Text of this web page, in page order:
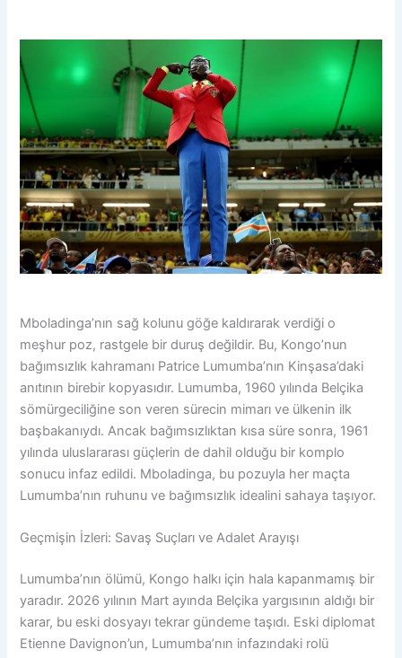
Mboladinga’nın sağ kolunu göğe kaldırarak verdiği o
meşhur poz, rastgele bir duruş değildir. Bu, Kongo’nun
bağımsızlık kahramanı Patrice Lumumba’nın Kinşasa’daki
anıtının birebir kopyasıdır. Lumumba, 1960 yılında Belçika
sömürgeciliğine son veren sürecin mimarı ve ülkenin ilk
başbakanıydı. Ancak bağımsızlıktan kısa süre sonra, 1961
yılında uluslararası güçlerin de dahil olduğu bir komplo
sonucu infaz edildi. Mboladinga, bu pozuyla her maçta
Lumumba’nın ruhunu ve bağımsızlık idealini sahaya taşıyor.
Geçmişin İzleri: Savaş Suçları ve Adalet Arayışı
Lumumba’nın ölümü, Kongo halkı için hala kapanmamış bir
yaradır. 2026 yılının Mart ayında Belçika yargısının aldığı bir
karar, bu eski dosyayı tekrar gündeme taşıdı. Eski diplomat
Etienne Davignon’un, Lumumba’nın infazındaki rolü